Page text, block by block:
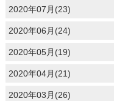
2020年07月(23)
2020年06月(24)
2020年05月(19)
2020年04月(21)
2020年03月(26)